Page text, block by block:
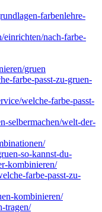
farbenlehre-
nach-farbe-
gruen
farbe-passt-zu-gruen-
welche-farbe-passt-
selbermachen/welt-der-
so-kannst-du-
kombinieren/
farbe-passt-zu-
kombinieren/
tragen/